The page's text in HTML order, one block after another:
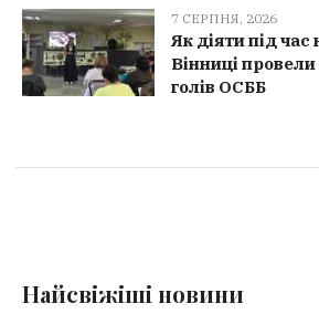
7 СЕРПНЯ, 2026
Як діяти під час
Вінниці
голів ОСББ
Найсвіжіші новини